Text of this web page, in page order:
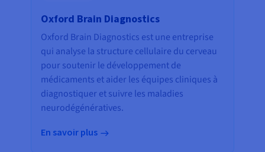
Oxford Brain Diagnostics
Oxford Brain Diagnostics est une entreprise
qui analyse la structure cellulaire du cerveau
pour soutenir le développement de
médicaments et aider les équipes cliniques à
diagnostiquer et suivre les maladies
neurodégénératives.
En savoir plus